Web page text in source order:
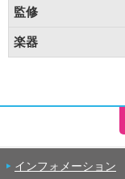
監修
楽器
インフォメーション